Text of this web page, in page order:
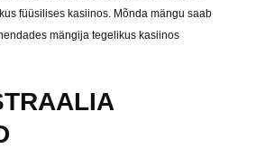
füüsilises kasiinos. Mõnda mängu saab
mängija tegelikus kasiinos